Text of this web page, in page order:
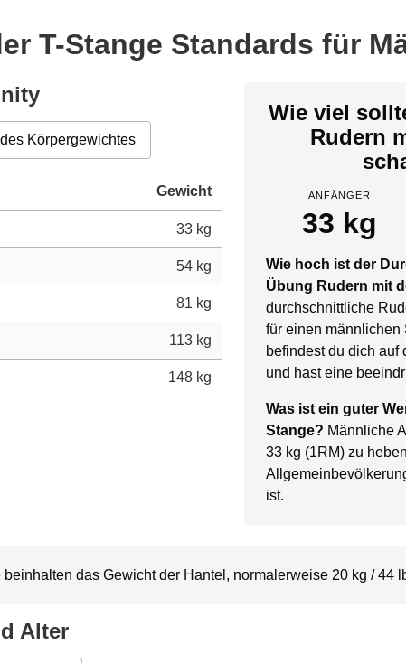
T-Stange Standards für
Körpergewichtes
Gewicht
33 kg
54 kg
81 kg
113 kg
148 kg
Wie viel
Rudern
ANFÄNGER
33 kg
Wie hoch ist der
Übung Rudern mit
durchschnittliche
für einen männlichen
befindest du dich auf
und hast eine
Was ist ein guter
Stange? Männliche
33 kg (1RM) zu
ist.
das Gewicht der Hantel, normalerweise 20 kg / 44
Alter